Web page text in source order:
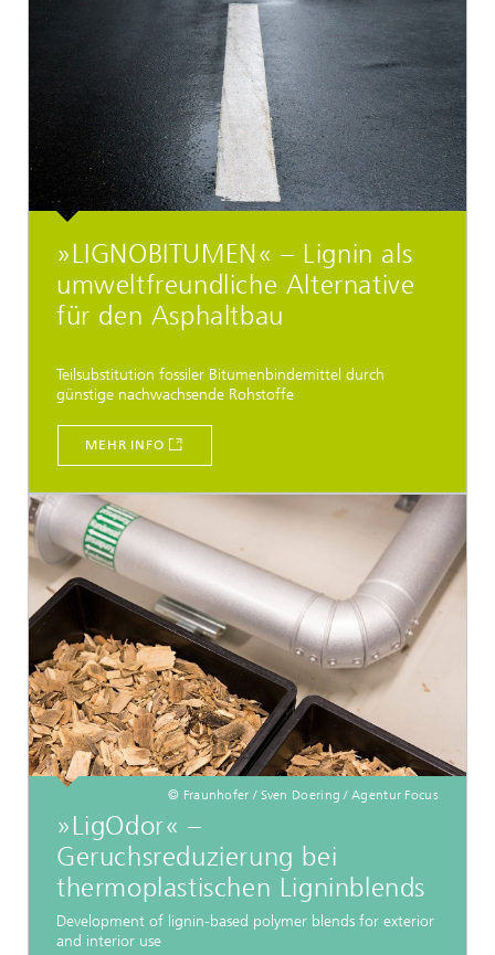
»LIGNOBITUMEN« – Lignin als
umweltfreundliche Alternative
für den Asphaltbau
Teilsubstitution fossiler Bitumenbindemittel durch
günstige nachwachsende Rohstoffe
MEHR INFO
© Fraunhofer / Sven Doering / Agentur Focus
»LigOdor« –
Geruchsreduzierung bei
thermoplastischen Ligninblends
Development of lignin-based polymer blends for exterior
and interior use